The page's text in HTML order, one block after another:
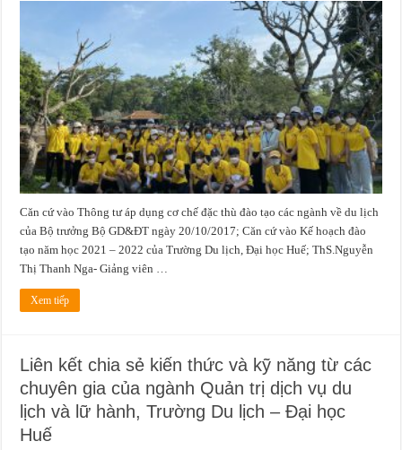
TRÌNH
THỰC
TẾ
HỌC
PHẦN
NGOẠI
NGỮ
CHUYÊN
NGÀNH
Căn cứ vào Thông tư áp dụng cơ chế đặc thù đào tạo các ngành về du lịch
của Bộ trưởng Bộ GD&ĐT ngày 20/10/2017; Căn cứ vào Kế hoạch đào
tạo năm học 2021 – 2022 của Trường Du lịch, Đại học Huế; ThS.Nguyễn
Thị Thanh Nga- Giảng viên …
Xem tiếp
Liên kết chia sẻ kiến thức và kỹ năng từ các
chuyên gia của ngành Quản trị dịch vụ du
lịch và lữ hành, Trường Du lịch – Đại học
Huế